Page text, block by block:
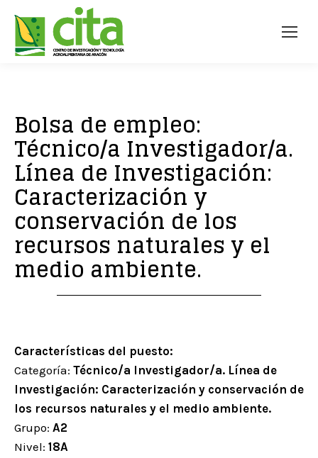
Bolsa de empleo:
Técnico/a Investigador/a.
Línea de Investigación:
Caracterización y
conservación de los
recursos naturales y el
medio ambiente.
Características del puesto:
Categoría: Técnico/a Investigador/a. Línea de
Investigación: Caracterización y conservación de
los recursos naturales y el medio ambiente.
Grupo: A2
Nivel: 18A